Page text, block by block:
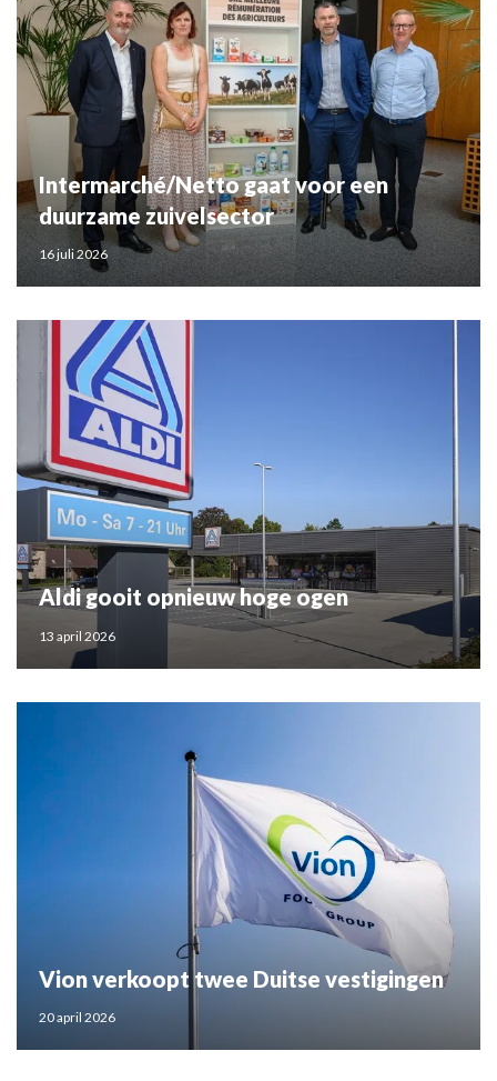
Intermarché/Netto gaat voor een
duurzame zuivelsector
16 juli 2026
Aldi gooit opnieuw hoge ogen
13 april 2026
Vion verkoopt twee Duitse vestigingen
20 april 2026